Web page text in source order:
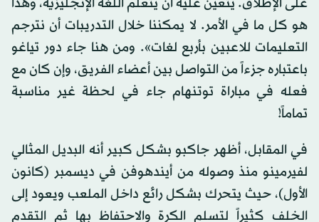
هو كل ما في الأمر. لا يمكننا خلال التدريبات أن نترجم
التعليمات للاعبين بأربع لغات». ومن هنا جاء دور تياغو
باعتباره جزءاً من التواصل بين أعضاء الفريق، وإن كان مع
فعله في مباراة توتنهام جاء في لحظة غير مناسبة
تماماً!
في المقابل، أظهر جاكبو بشكل كبير أنه البديل المثالي
لفيرمينو منذ وصوله من أيندهوفن في ديسمبر (كانون
الأول)، حيث يتحرك بشكل رائع داخل الملعب ويعود إلى
الخلف كثيراً لتسلم الكرة والاحتفاظ بها ثم التقدم